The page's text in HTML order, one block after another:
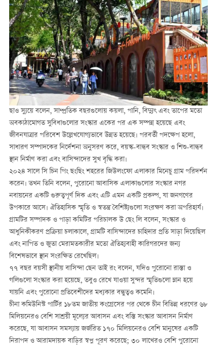
ছাও স্যুয়ে বলেন, সাম্প্রতিক বছরগুলোয় কয়লা, পানি, বিদ্যুৎ এবং তাপের মতো
অবকাঠামোগত সুবিধাগুলোর সংস্কার একের পর এক সম্পন্ন হয়েছে এবং
জীবনযাত্রার পরিবেশ উল্লেখযোগ্যভাবে উন্নত হয়েছে। পরবর্তী পদক্ষেপ হলো,
সাধারণ সম্পাদকের নির্দেশনা অনুসরণ করে, বয়স্ক-বান্ধব সংস্কার ও শিশু-বান্ধব
স্থান নির্মাণ করা এবং বাসিন্দাদের সুখ বৃদ্ধি করা।
২০২৪ সালে সি চিন পিং ছংছিং শহরের জিউলংফো এলাকার মিনেচু গ্রাম পরিদর্শন
করেন। তখন তিনি বলেন, পুরোনো আবাসিক এলাকাগুলোর সংস্কার নগর
নবায়নের একটি গুরুত্বপূর্ণ দিক এবং এটি এমন একটি প্রকল্প, যা জনগণের
উপকারে আসে। ঐতিহাসিক স্মৃতি ও স্বতন্ত্র বৈশিষ্ট্যগুলো সংরক্ষণ করা অপরিহার্য।
গ্রামটির সম্পাদক ও পাড়া কমিটির পরিচালক উ ছেং লি বলেন, সংস্কার ও
আধুনিকীকরণ প্রক্রিয়া চলাকালে, গ্রামটি বাসিন্দাদের চাহিদার প্রতি সাড়া দিয়েছিল
এবং নাপিত ও জুতা মেরামতকারীর মতো ঐতিহ্যবাহী কারিগরদের জন্য
বিশেষভাবে স্থান সংরক্ষিত রেখেছিল।
৭৭ বছর বয়সী স্থানীয় বাসিন্দা ছেন তাই রং বলেন, যদিও পুরোনো রাস্তা ও
গলিগুলো সংস্কার করা হয়েছে, তবুও রেখে যাওয়া সুন্দর স্মৃতিগুলো ম্লান হয়ে
যায়নি এবং পুরোনো প্রতিবেশীদের মধ্যকার বন্ধুত্বও কমেনি।
চীনা কমিউনিস্ট পার্টির ১৮তম জাতীয় কংগ্রেসের পর থেকে চীন বিভিন্ন ধরণের ৬৮
মিলিয়নেরও বেশি সাশ্রয়ী মূল্যের আবাসন এবং বস্তি সংস্কার আবাসন নির্মাণ
করেছে, যা আবাসন সমস্যায় জর্জরিত ১৭০ মিলিয়নেরও বেশি মানুষের একটি
নিরাপদ ও আরামদায়ক বাড়ির স্বপ্ন পূরণ করেছে; ৩০ লাখেরও বেশি পুরোনো